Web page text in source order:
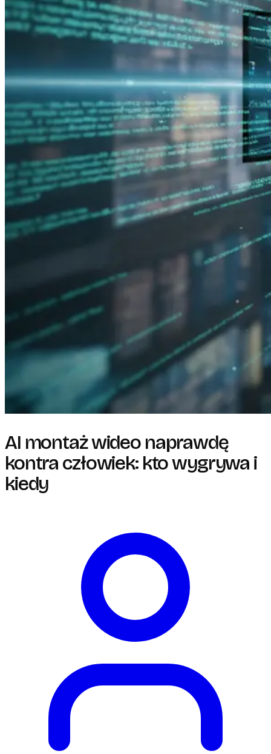
AI montaż wideo naprawdę
kontra człowiek: kto wygrywa i
kiedy